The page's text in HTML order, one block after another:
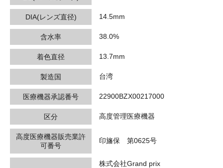
DIA(レンズ直径) 14.5mm
含水率 38.0%
着色直径 13.7mm
製造国 台湾
医療機器承認番号 22900BZX00217000
区分 高度管理医療機器
高度医療機器販売業許
可番号
印旛保 第0625号
株式会社Grand prix